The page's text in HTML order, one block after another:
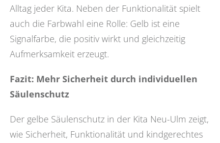
Alltag jeder Kita. Neben der Funktionalität spielt
auch die Farbwahl eine Rolle: Gelb ist eine
Signalfarbe, die positiv wirkt und gleichzeitig
Aufmerksamkeit erzeugt.
Fazit: Mehr Sicherheit durch individuellen
Säulenschutz
Der gelbe Säulenschutz in der Kita Neu-Ulm zeigt,
wie Sicherheit, Funktionalität und kindgerechtes